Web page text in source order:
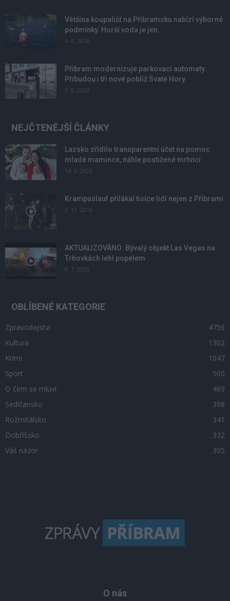
Většina koupališť na Příbramsku nabízí výborné
podmínky. Horší voda je jen...
4. 8. 2026
Příbram modernizuje parkovací automaty.
Přibudou i tři nové poblíž Svaté Hory
3. 8. 2026
NEJČTENĚJŠÍ ČLÁNKY
Lazsko zřídilo transparentní účet na pomoc
mladé mamince, náhle postižené mrtvicí
14. 2. 2023
Krampuslauf přilákal tisíce lidí nejen z Příbrami
2. 12. 2016
AKTUALIZOVÁNO: Bývalý objekt Las Vegas na
Trhovkách lehl popelem
8. 7. 2023
OBLÍBENÉ KATEGORIE
Zpravodajství
4756
Kultura
1302
Krimi
1047
Sport
500
O čem se mluví
469
Sedlčansko
398
Rožmitálsko
341
Dobříšsko
332
Váš názor
305
O nás